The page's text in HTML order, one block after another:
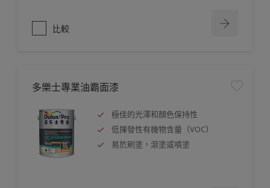
比較
多樂士專業油霸面漆
極佳的光澤和顏色保持性
低揮發性有機物含量（VOC）
易於刷塗，滾塗或噴塗